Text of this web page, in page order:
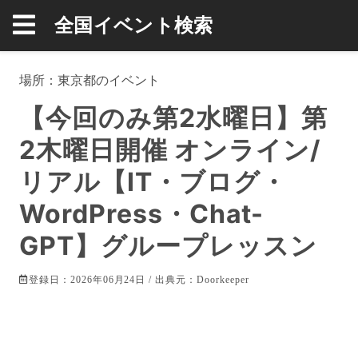
全国イベント検索
場所： 東京都のイベント
【今回のみ第2水曜日】第
2木曜日開催 オンライン/
リアル【IT・ブログ・
WordPress・Chat-
GPT】グループレッスン
登録日：2026年06月24日 / 出典元：Doorkeeper